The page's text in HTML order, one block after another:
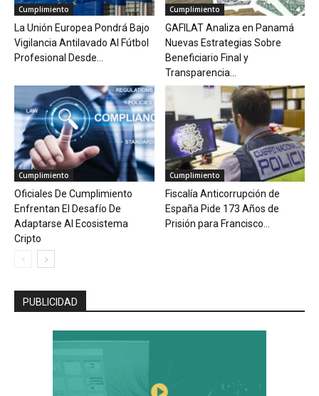
Cumplimiento
La Unión Europea Pondrá Bajo
Vigilancia Antilavado Al Fútbol
Profesional Desde...
Cumplimiento
GAFILAT Analiza en Panamá
Nuevas Estrategias Sobre
Beneficiario Final y
Transparencia...
Cumplimiento
Oficiales De Cumplimiento
Enfrentan El Desafío De
Adaptarse Al Ecosistema
Cripto
Cumplimiento
Fiscalía Anticorrupción de
España Pide 173 Años de
Prisión para Francisco...
PUBLICIDAD